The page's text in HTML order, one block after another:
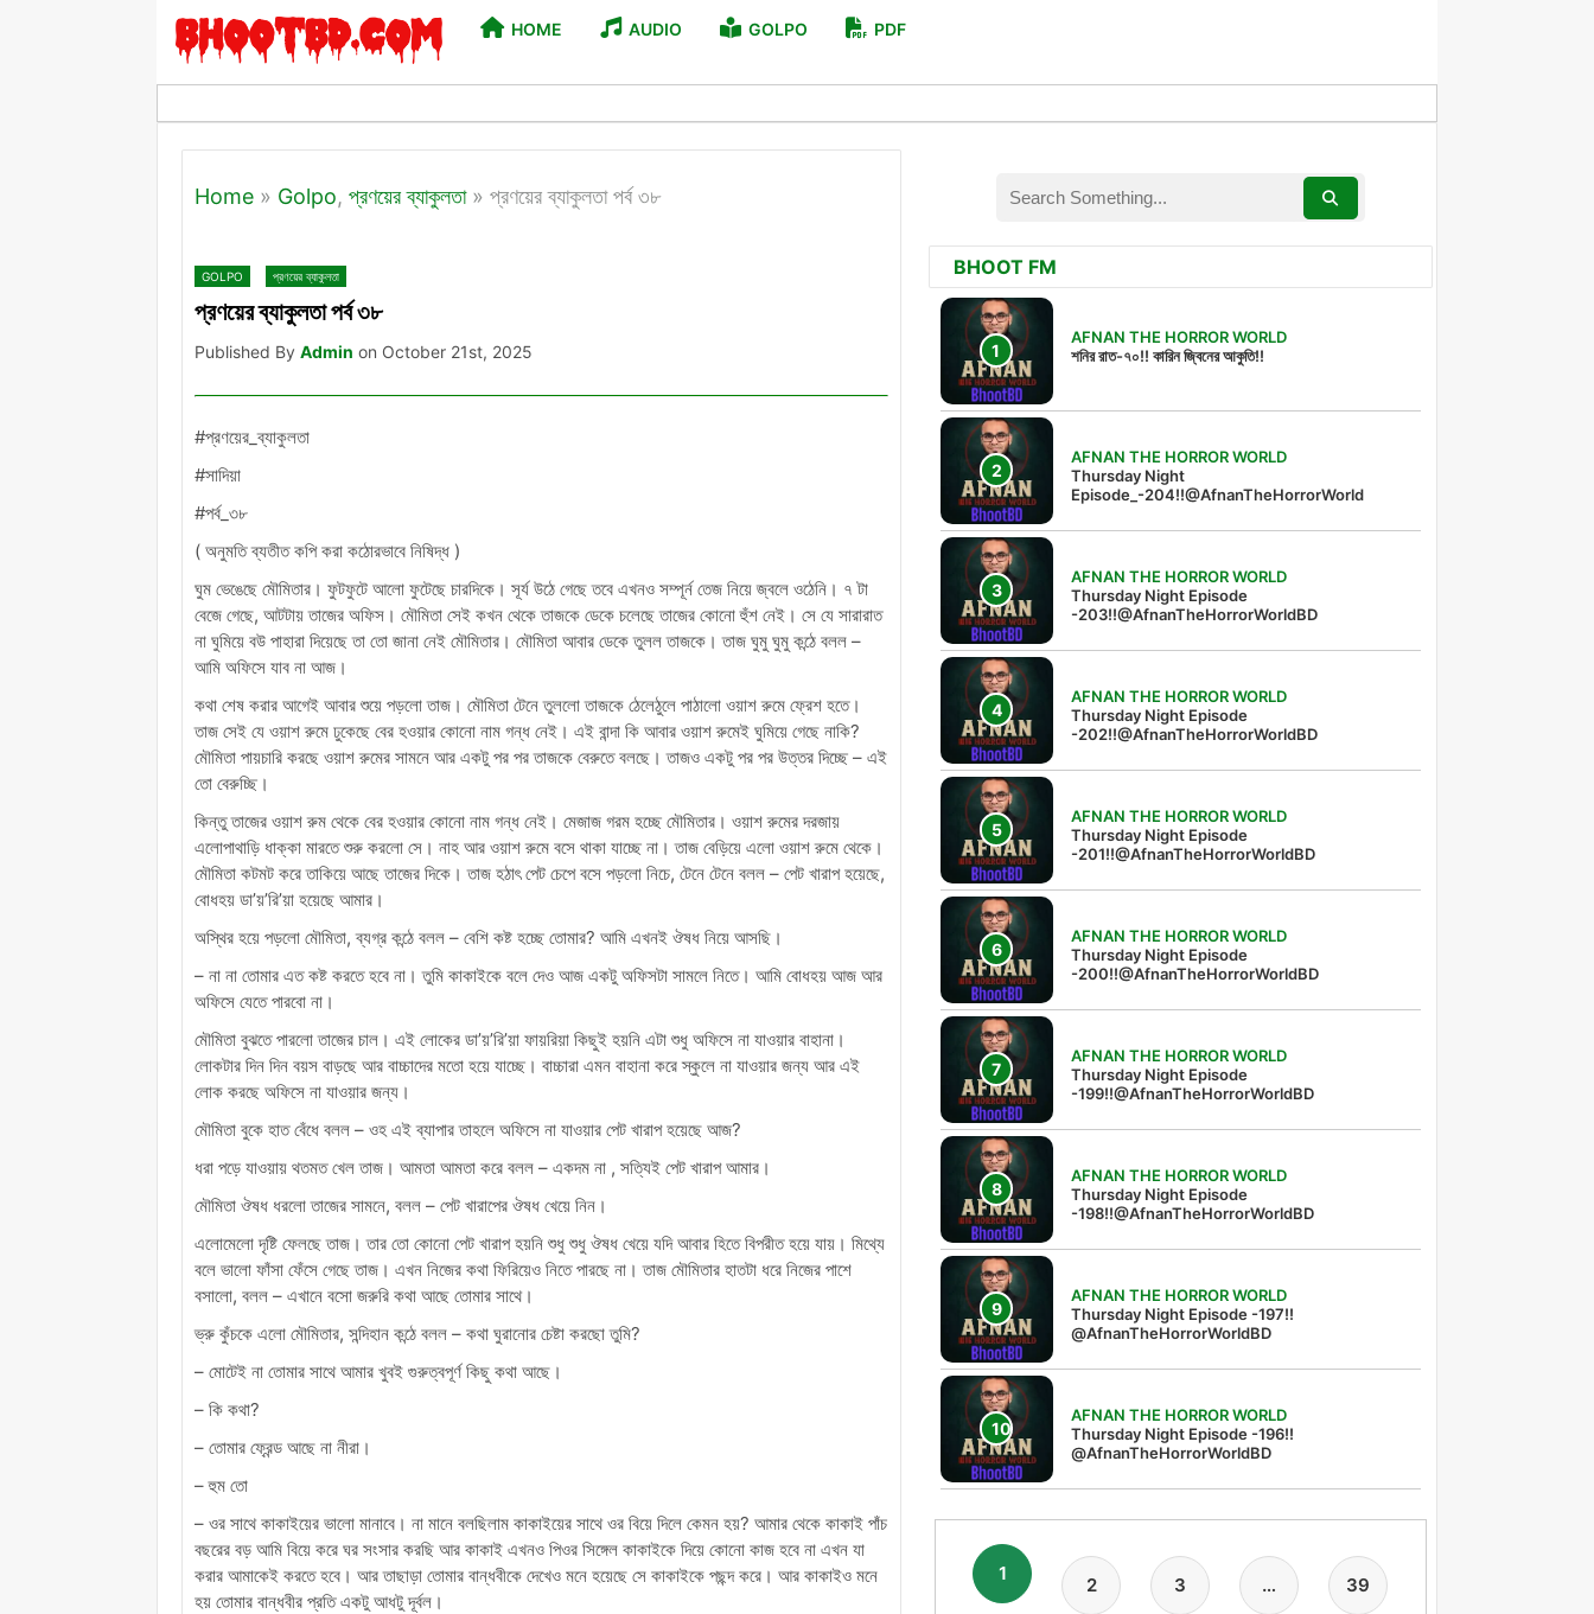
HOME AUDIO GOLPO PDF
Home » Golpo, প্রণয়ের ব্যাকুলতা» প্রণয়ের ব্যাকুলতা পর্ব ৩৮
GOLPO প্রণয়ের ব্যাকুলতা
প্রণয়ের ব্যাকুলতা পর্ব ৩৮
Published By Admin on October 21st, 2025
#প্রণয়ের_ব্যাকুলতা
#সাদিয়া
#পর্ব_৩৮
( অনুমতি ব্যতীত কপি করা কঠোরভাবে নিষিদ্ধ )
ঘুম ভেঙেছে মৌমিতার। ফুটফুটে আলো ফুটেছে চারদিকে। সূর্য উঠে গেছে তবে এখনও সম্পূর্ন তেজ নিয়ে জ্বলে ওঠেনি। ৭ টা
বেজে গেছে, আটটায় তাজের অফিস। মৌমিতা সেই কখন থেকে তাজকে ডেকে চলেছে তাজের কোনো হুঁশ নেই। সে যে সারারাত
না ঘুমিয়ে বউ পাহারা দিয়েছে তা তো জানা নেই মৌমিতার। মৌমিতা আবার ডেকে তুলল তাজকে। তাজ ঘুমু ঘুমু কন্ঠে বলল –
আমি অফিসে যাব না আজ।
কথা শেষ করার আগেই আবার শুয়ে পড়লো তাজ। মৌমিতা টেনে তুললো তাজকে ঠেলেঠুলে পাঠালো ওয়াশ রুমে ফ্রেশ হতে।
তাজ সেই যে ওয়াশ রুমে ঢুকেছে বের হওয়ার কোনো নাম গন্ধ নেই। এই বান্দা কি আবার ওয়াশ রুমেই ঘুমিয়ে গেছে নাকি?
মৌমিতা পায়চারি করছে ওয়াশ রুমের সামনে আর একটু পর পর তাজকে বেরুতে বলছে। তাজও একটু পর পর উত্তর দিচ্ছে – এই
তো বেরুচ্ছি।
কিন্তু তাজের ওয়াশ রুম থেকে বের হওয়ার কোনো নাম গন্ধ নেই। মেজাজ গরম হচ্ছে মৌমিতার। ওয়াশ রুমের দরজায়
এলোপাথাড়ি ধাক্কা মারতে শুরু করলো সে। নাহ আর ওয়াশ রুমে বসে থাকা যাচ্ছে না। তাজ বেড়িয়ে এলো ওয়াশ রুমে থেকে।
মৌমিতা কটমট করে তাকিয়ে আছে তাজের দিকে। তাজ হঠাৎ পেট চেপে বসে পড়লো নিচে, টেনে টেনে বলল – পেট খারাপ হয়েছে,
বোধহয় ডা’য়’রি’য়া হয়েছে আমার।
অস্থির হয়ে পড়লো মৌমিতা, ব্যগ্র কন্ঠে বলল – বেশি কষ্ট হচ্ছে তোমার? আমি এখনই ঔষধ নিয়ে আসছি‌।
– না না তোমার এত কষ্ট করতে হবে না। তুমি কাকাইকে বলে দেও আজ একটু অফিসটা সামলে নিতে। আমি বোধহয় আজ আর
অফিসে যেতে পারবো না।
মৌমিতা বুঝতে পারলো তাজের চাল। এই লোকের ডা’য়’রি’য়া ফায়রিয়া কিছুই হয়নি এটা শুধু অফিসে না যাওয়ার বাহানা।
লোকটার দিন দিন বয়স বাড়ছে আর বাচ্চাদের মতো হয়ে যাচ্ছে। বাচ্চারা এমন বাহানা করে স্কুলে না যাওয়ার জন্য আর এই
লোক করছে অফিসে না যাওয়ার জন্য।
মৌমিতা বুকে হাত বেঁধে বলল – ওহ এই ব্যাপার তাহলে অফিসে না যাওয়ার পেট খারাপ হয়েছে আজ?
ধরা পড়ে যাওয়ায় থতমত খেল তাজ। আমতা আমতা করে বলল – একদম না , সত্যিই পেট খারাপ আমার।
মৌমিতা ঔষধ ধরলো তাজের সামনে, বলল – পেট খারাপের ঔষধ খেয়ে নিন।
এলোমেলো দৃষ্টি ফেলছে তাজ। তার তো কোনো পেট খারাপ হয়নি শুধু শুধু ঔষধ খেয়ে যদি আবার হিতে বিপরীত হয়ে যায়। মিথ্যে
বলে ভালো ফাঁসা ফেঁসে গেছে তাজ। এখন নিজের কথা ফিরিয়েও নিতে পারছে না। তাজ মৌমিতার হাতটা ধরে নিজের পাশে
বসালো, বলল – এখানে বসো জরুরি কথা আছে তোমার সাথে।
ভ্রু কুঁচকে এলো মৌমিতার, সন্দিহান কন্ঠে বলল – কথা ঘুরানোর চেষ্টা করছো তুমি?
– মোটেই না তোমার সাথে আমার খুবই গুরুত্বপূর্ণ কিছু কথা আছে।
– কি কথা?
– তোমার ফ্রেন্ড আছে না নীরা।
– হুম তো
– ওর সাথে কাকাইয়ের ভালো মানাবে। না মানে বলছিলাম কাকাইয়ের সাথে ওর বিয়ে দিলে কেমন হয়? আমার থেকে কাকাই পাঁচ
বছরের বড় আমি বিয়ে করে ঘর সংসার করছি আর কাকাই এখনও পিওর সিঙ্গেল কাকাইকে দিয়ে কোনো কাজ হবে না এখন যা
করার আমাকেই করতে হবে। আর তাছাড়া তোমার বান্ধবীকে দেখেও মনে হয়েছে সে কাকাইকে পছন্দ করে। আর কাকাইও মনে
হয় তোমার বান্ধবীর প্রতি একটু আধটু দূর্বল।
BHOOT FM
AFNAN THE HORROR WORLD
শনির রাত-৭০!! কারিন জ্বিনের আকুতি!!
AFNAN THE HORROR WORLD
Thursday Night
Episode_-204!!@AfnanTheHorrorWorld
AFNAN THE HORROR WORLD
Thursday Night Episode
-203!!@AfnanTheHorrorWorldBD
AFNAN THE HORROR WORLD
Thursday Night Episode
-202!!@AfnanTheHorrorWorldBD
AFNAN THE HORROR WORLD
Thursday Night Episode
-201!!@AfnanTheHorrorWorldBD
AFNAN THE HORROR WORLD
Thursday Night Episode
-200!!@AfnanTheHorrorWorldBD
AFNAN THE HORROR WORLD
Thursday Night Episode
-199!!@AfnanTheHorrorWorldBD
AFNAN THE HORROR WORLD
Thursday Night Episode
-198!!@AfnanTheHorrorWorldBD
AFNAN THE HORROR WORLD
Thursday Night Episode -197!!‪
@AfnanTheHorrorWorldBD‬
AFNAN THE HORROR WORLD
Thursday Night Episode -196!!
@AfnanTheHorrorWorldBD
1
2 3 … 39